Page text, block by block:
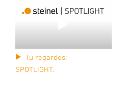
Tu regardes:
SPOTLIGHT.